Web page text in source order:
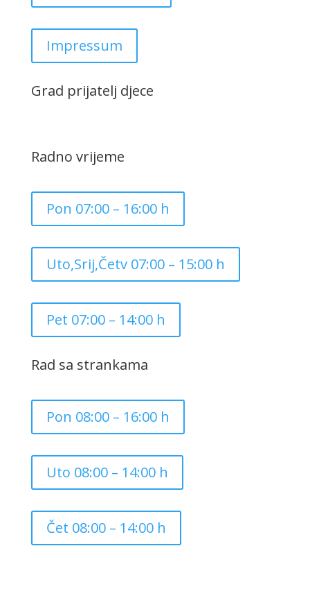
Impressum
Grad prijatelj djece
Radno vrijeme
Pon 07:00 – 16:00 h
Uto,Srij,Četv 07:00 – 15:00 h
Pet 07:00 – 14:00 h
Rad sa strankama
Pon 08:00 – 16:00 h
Uto 08:00 – 14:00 h
Čet 08:00 – 14:00 h